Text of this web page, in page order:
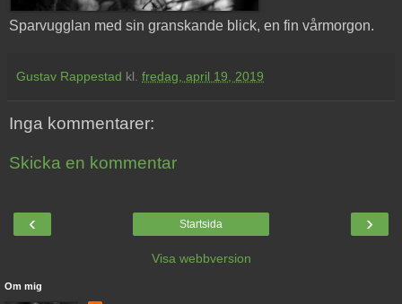
Sparvugglan med sin granskande blick, en fin vårmorgon.
Gustav Rappestad kl. fredag, april 19, 2019
Inga kommentarer:
Skicka en kommentar
‹ ›
Startsida
Visa webbversion
Om mig